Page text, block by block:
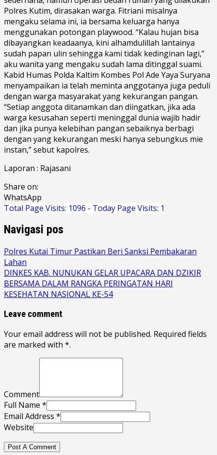
Polres Kutim, dirasakan warga. Fitriani misalnya
mengaku selama ini, ia bersama keluarga hanya
menggunakan potongan playwood. “Kalau hujan bisa
dibayangkan keadaanya, kini alhamdulillah lantainya
sudah papan ulin sehingga kami tidak kedinginan lagi,”
aku wanita yang mengaku sudah lama ditinggal suami.
Kabid Humas Polda Kaltim Kombes Pol Ade Yaya Suryana
menyampaikan ia telah meminta anggotanya juga peduli
dengan warga masyarakat yang kekurangan pangan.
“Setiap anggota ditanamkan dan diingatkan, jika ada
warga kesusahan seperti meninggal dunia wajib hadir
dan jika punya kelebihan pangan sebaiknya berbagi
dengan yang kekurangan meski hanya sebungkus mie
instan,” sebut kapolres.
Laporan : Rajasani
Share on:
WhatsApp
Total Page Visits: 1096 - Today Page Visits: 1
Navigasi pos
Polres Kutai Timur Pastikan Beri Sanksi Pembakaran
Lahan
DINKES KAB. NUNUKAN GELAR UPACARA DAN DZIKIR
BERSAMA DALAM RANGKA PERINGATAN HARI
KESEHATAN NASIONAL KE-54
Leave comment
Your email address will not be published. Required fields
are marked with *.
Comment
Full Name *
Email Address *
Website